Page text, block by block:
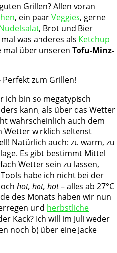
Grillen? Allen voran
, ein paarVeggies, gerne
Nudelsalat, Brot und Bier
mal was anderes als Ketchup
über unseren Tofu-Minz-
ich bin so megatypisch
kann, als über das Wetter
wahrscheinlich auch dem
Wetter wirklich seltenst
Natürlich auch: zu warm, zu
Es gibt bestimmt Mittel
Wetter sein zu lassen,
habe ich nicht bei der
hot, hot, hot– alles ab 27°C
des Monats haben wir nun
und herbstliche
Kack? Ich will im Juli weder
noch b) über eine Jacke